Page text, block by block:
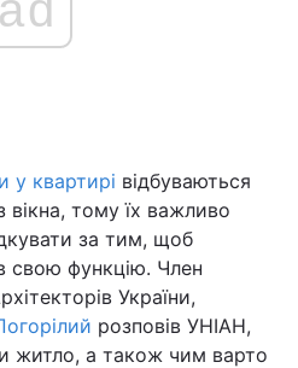
у квартирі відбуваються
вікна, тому їх важливо
за тим, щоб
свою функцію. Член
України,
розповів УНІАН,
житло, а також чим варто